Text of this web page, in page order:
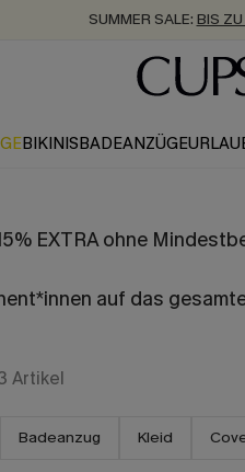
SUMMER SALE: BIS
ZUM NEWSLETTER:BIS ZU -
KOSTENLOSER
BIKINISBADEANZÜGE
EXTRA ohne
auf das
Artikel
Badeanzug Kleid